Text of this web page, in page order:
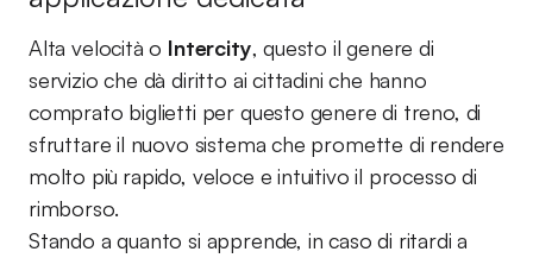
Alta velocità o Intercity, questo il genere di
servizio che dà diritto ai cittadini che hanno
comprato biglietti per questo genere di treno, di
sfruttare il nuovo sistema che promette di rendere
molto più rapido, veloce e intuitivo il processo di
rimborso.
Stando a quanto si apprende, in caso di ritardi a